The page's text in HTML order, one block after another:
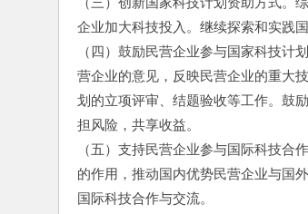
企业加大科技投入。继续探索和实践
（四）鼓励民营企业参与国家科技计
营企业的意见，反映民营企业的重大
划的立项评审、结题验收等工作。鼓
担风险，共享收益。
（五）支持民营企业参与国际科技
的作用，推动国内优势民营企业与国
国际科技合作与交流。